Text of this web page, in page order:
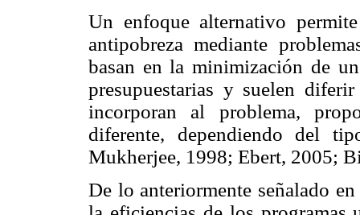
Un enfoque alternativo
antipobreza mediante
basan en la minimización de
presupuestarias y suelen
incorporan al problema,
diferente, dependiendo del
Mukherjee, 1998; Ebert, 2005;
De lo anteriormente señalado